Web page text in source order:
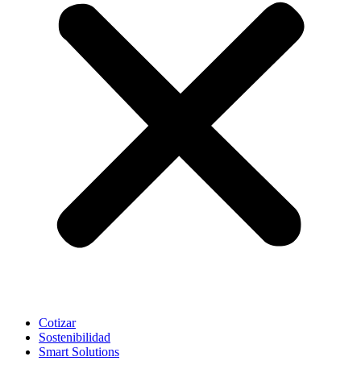
Cotizar
Sostenibilidad
Smart Solutions